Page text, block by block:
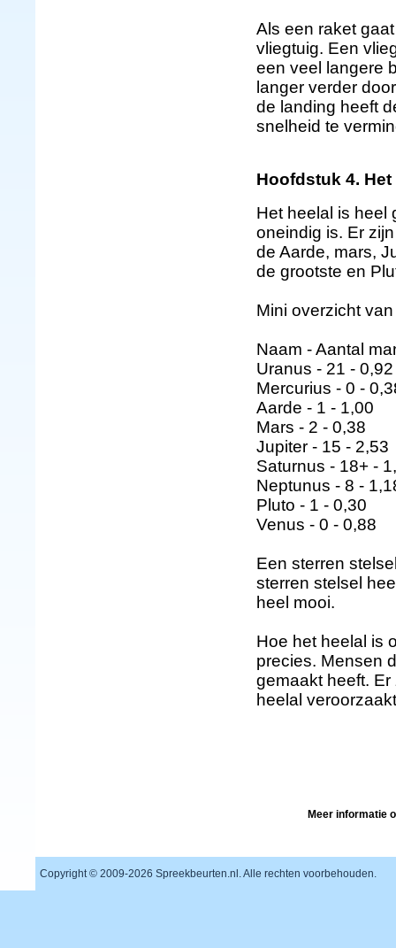
Als een raket
vliegtuig. Een
een veel langere
langer verder
de landing heeft
snelheid te
Hoofdstuk 4. Het
Het heelal is heel
oneindig is. Er
de Aarde, mars,
de grootste en
Mini overzicht
Naam - Aantal
Uranus - 21 - 0,92
Mercurius - 0 -
Aarde - 1 - 1,00
Mars - 2 - 0,38
Jupiter - 15 - 2,53
Saturnus - 18+ -
Neptunus - 8 -
Pluto - 1 - 0,30
Venus - 0 - 0,88
Een sterren
sterren stelsel
heel mooi.
Hoe het heelal is
precies. Mensen
gemaakt heeft.
heelal
Meer informatie
Copyright © 2009-2026 Spreekbeurten.nl. Alle rechten voorbehouden.